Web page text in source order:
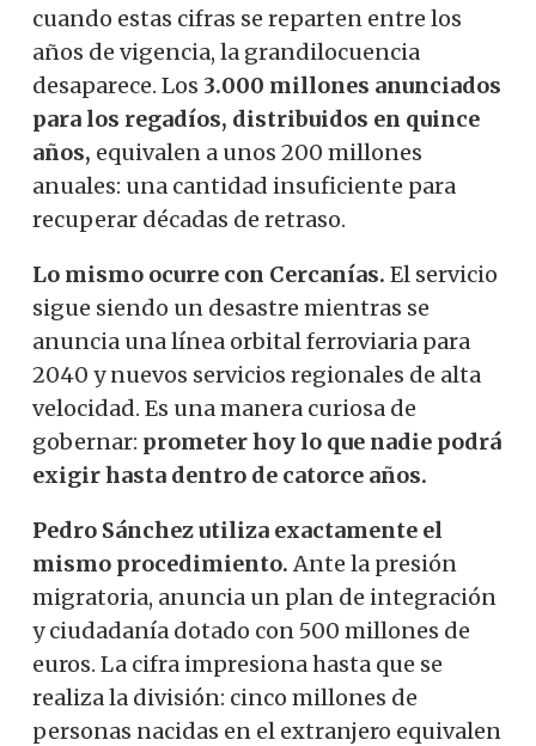
cuando estas cifras se reparten entre los
años de vigencia, la grandilocuencia
desaparece. Los 3.000 millones anunciados
para los regadíos, distribuidos en quince
años, equivalen a unos 200 millones
anuales: una cantidad insuficiente para
recuperar décadas de retraso.
Lo mismo ocurre con Cercanías. El servicio
sigue siendo un desastre mientras se
anuncia una línea orbital ferroviaria para
2040 y nuevos servicios regionales de alta
velocidad. Es una manera curiosa de
gobernar: prometer hoy lo que nadie podrá
exigir hasta dentro de catorce años.
Pedro Sánchezutiliza exactamente el
mismo procedimiento. Ante la presión
migratoria, anuncia un plan de integración
y ciudadanía dotado con 500 millones de
euros. La cifra impresiona hasta que se
realiza la división: cinco millones de
personas nacidas en el extranjero equivalen